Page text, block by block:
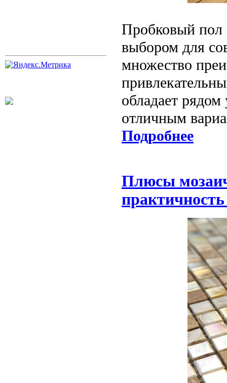
Пробковый пол
выбором для
множество
обладает
отличным
Подробнее
Плюсы